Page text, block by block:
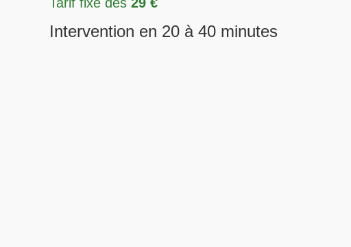
Tarif fixe dès 29 €
Intervention en 20 à 40 minutes